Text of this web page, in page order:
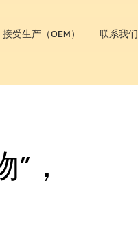
接受生产（OEM） 联系我们
，